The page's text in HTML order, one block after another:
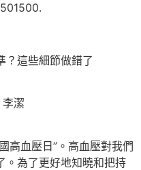
這些細節做錯了
李潔
血壓日”。高血壓對我們
。為了更好地知曉和把持